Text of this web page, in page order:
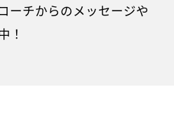
ーチからのメッセージや
！